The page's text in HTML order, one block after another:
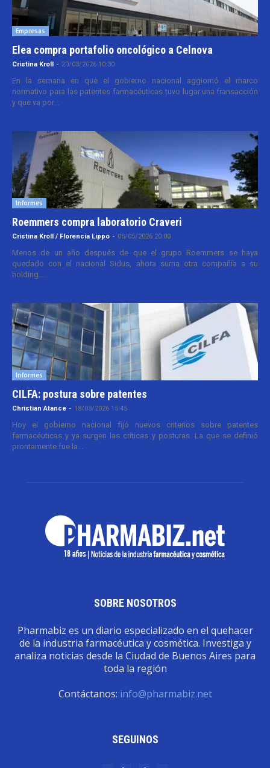
Empresas
Elea compra portafolio oncológico a Celnova
Cristina Kroll - 20/03/2026 10:30
En la semana en que el gobierno nacional aggiornó el marco
normativo para las patentes farmacéuticas tuvo lugar una transacción
y que va por...
Informes
Roemmers compra laboratorio Craveri
Cristina Kroll / Florencia Lippo - 05/05/2026 20:00
Menos de un año después de que el grupo Roemmers se haya
quedado con el nacional Sidus, ahora suma otra compañía a su
holding....
Informes
CILFA: postura sobre patentes
Christian Atance - 18/03/2026 15:45
Hoy el gobierno nacional fijó nuevos criterios sobre patentes
farmacéuticas y ya surgen las críticas y posturas. La que se definió
prontamente fue la...
SOBRE NOSOTROS
Pharmabiz es un diario especializado en el quehacer
de la industria farmacéutica y cosmética. Investiga y
analiza noticias desde la Ciudad de Buenos Aires para
toda la región
Contáctanos: info@pharmabiz.net
SEGUINOS